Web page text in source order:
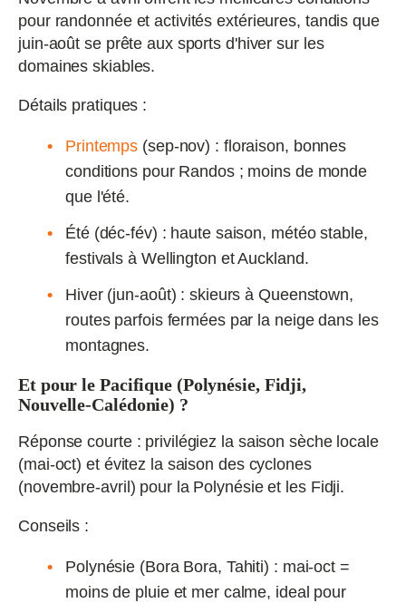
pour randonnée et activités extérieures, tandis que
juin‑août se prête aux sports d'hiver sur les
domaines skiables.
Détails pratiques :
Printemps (sep‑nov) : floraison, bonnes
conditions pour Randos ; moins de monde
que l'été.
Été (déc‑fév) : haute saison, météo stable,
festivals à Wellington et Auckland.
Hiver (jun‑août) : skieurs à Queenstown,
routes parfois fermées par la neige dans les
montagnes.
Et pour le Pacifique (Polynésie, Fidji,
Nouvelle‑Calédonie) ?
Réponse courte : privilégiez la saison sèche locale
(mai‑oct) et évitez la saison des cyclones
(novembre‑avril) pour la Polynésie et les Fidji.
Conseils :
Polynésie (Bora Bora, Tahiti) : mai‑oct =
moins de pluie et mer calme, ideal pour